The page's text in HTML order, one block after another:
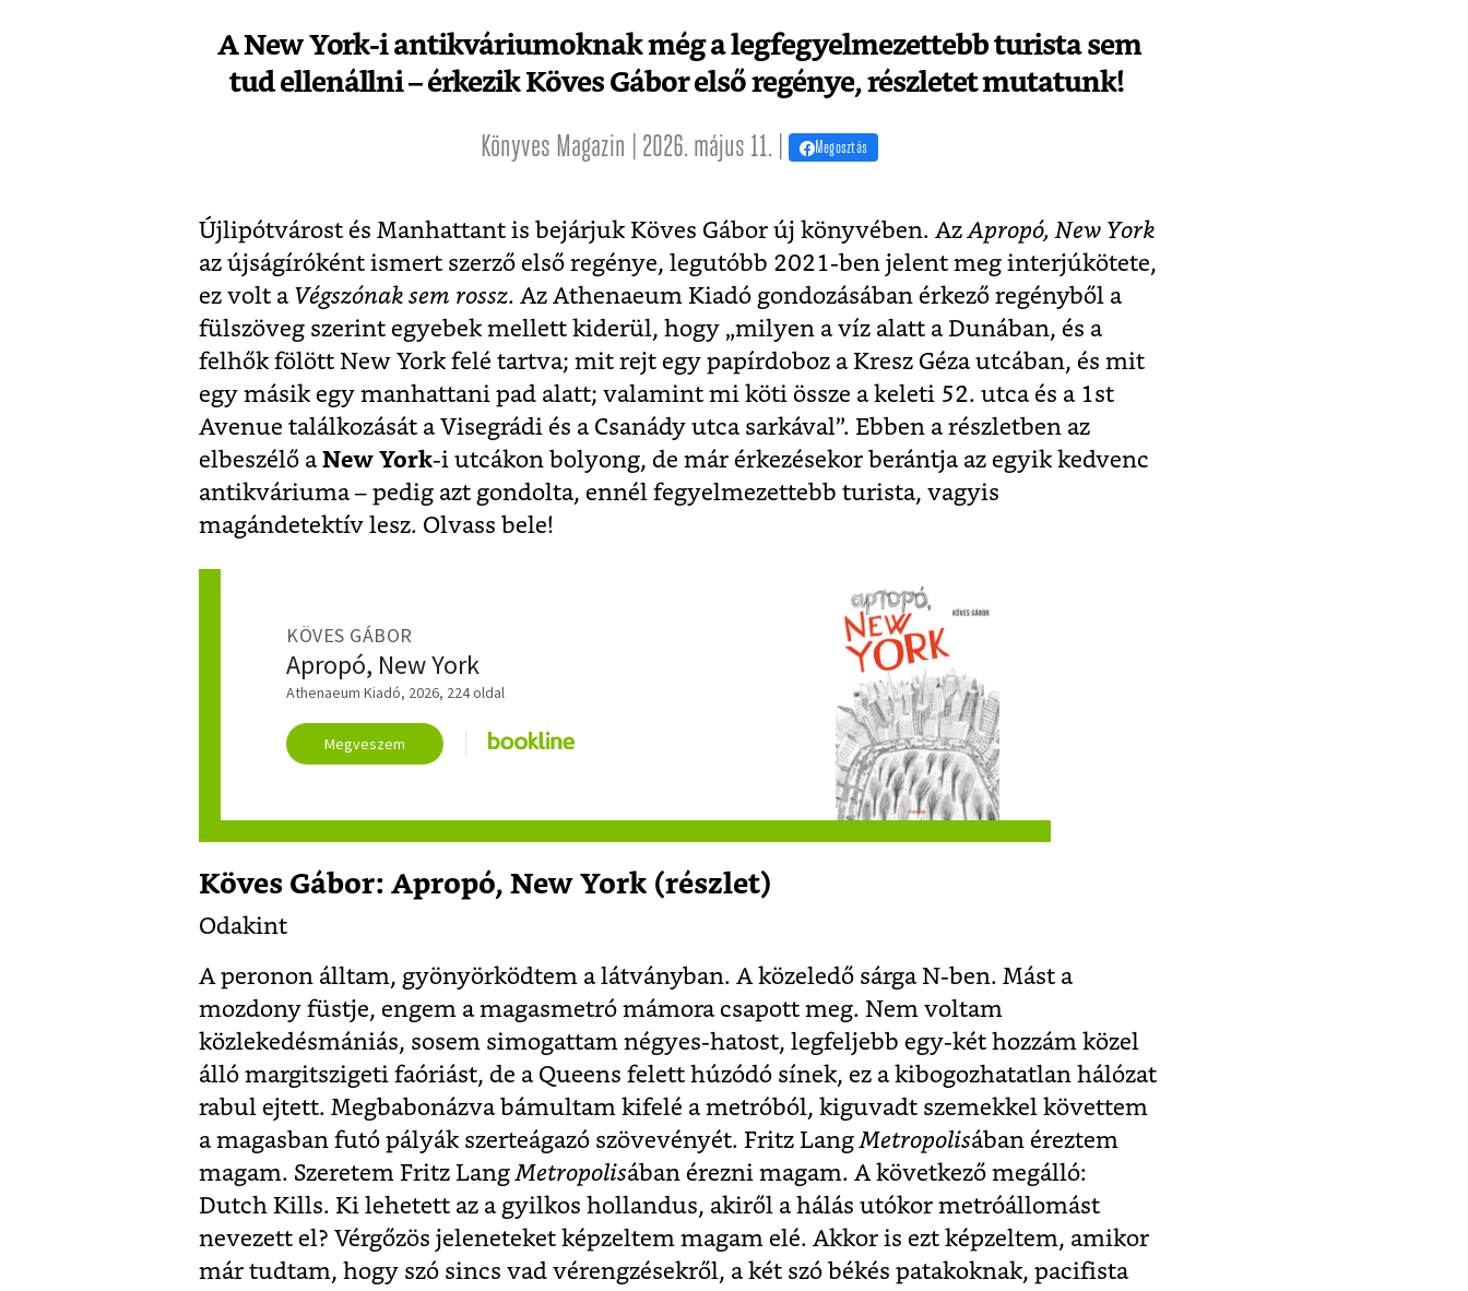
A New York-i antikváriumoknak még a legfegyelmezettebb turista sem
tud ellenállni – érkezik Köves Gábor első regénye, részletet mutatunk!
Könyves Magazin | 2026. május 11. | Megosztás
Újlipótvárost és Manhattant is bejárjuk Köves Gábor új könyvében. Az Apropó, New York
az újságíróként ismert szerző első regénye, legutóbb 2021-ben jelent meg interjúkötete,
ez volt a Végszónak sem rossz. Az Athenaeum Kiadó gondozásában érkező regényből a
fülszöveg szerint egyebek mellett kiderül, hogy „milyen a víz alatt a Dunában, és a
felhők fölött New York felé tartva; mit rejt egy papírdoboz a Kresz Géza utcában, és mit
egy másik egy manhattani pad alatt; valamint mi köti össze a keleti 52. utca és a 1st
Avenue találkozását a Visegrádi és a Csanády utca sarkával”. Ebben a részletben az
elbeszélő aNew York-i utcákon bolyong, de már érkezésekor berántja az egyik kedvenc
antikváriuma – pedig azt gondolta, ennél fegyelmezettebb turista, vagyis
magándetektív lesz. Olvass bele!
KÖVES GÁBOR
Apropó, New York
Athenaeum Kiadó, 2026, 224 oldal
Megveszem
Köves Gábor: Apropó, New York (részlet)
Odakint
A peronon álltam, gyönyörködtem a látványban. A közeledő sárga N-ben. Mást a
mozdony füstje, engem a magasmetró mámora csapott meg. Nem voltam
közlekedésmániás, sosem simogattam négyes-hatost, legfeljebb egy-két hozzám közel
álló margitszigeti faóriást, de a Queens felett húzódó sínek, ez a kibogozhatatlan hálózat
rabul ejtett. Megbabonázva bámultam kifelé a metróból, kiguvadt szemekkel követtem
a magasban futó pályák szerteágazó szövevényét. Fritz Lang Metropolisában éreztem
magam. Szeretem Fritz Lang Metropolisában érezni magam. A következő megálló:
Dutch Kills. Ki lehetett az a gyilkos hollandus, akiről a hálás utókor metróállomást
nevezett el? Vérgőzös jeleneteket képzeltem magam elé. Akkor is ezt képzeltem, amikor
már tudtam, hogy szó sincs vad vérengzésekről, a két szó békés patakoknak, pacifista